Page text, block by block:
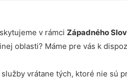
v rámci Západného
oblasti? Máme pre vás k
vrátane tých, ktoré nie sú